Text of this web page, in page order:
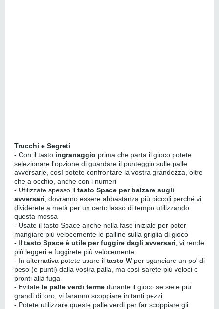
Trucchi e Segreti
- Con il tasto ingranaggio prima che parta il gioco potete
selezionare l'opzione di guardare il punteggio sulle palle
avversarie, così potete confrontare la vostra grandezza, oltre
che a occhio, anche con i numeri
- Utilizzate spesso il tasto Space per balzare sugli
avversari , dovranno essere abbastanza più piccoli perché vi
dividerete a metà per un certo lasso di tempo utilizzando
questa mossa
- Usate il tasto Space anche nella fase iniziale per poter
mangiare più velocemente le palline sulla griglia di gioco
- Il tasto Space è utile per fuggire dagli avversari , vi rende
più leggeri e fuggirete più velocemente
- In alternativa potete usare il tasto W per sganciare un po' di
peso (e punti) dalla vostra palla, ma così sarete più veloci e
pronti alla fuga
- Evitate le palle verdi ferme durante il gioco se siete più
grandi di loro, vi faranno scoppiare in tanti pezzi
- Potete utilizzare queste palle verdi per far scoppiare gli